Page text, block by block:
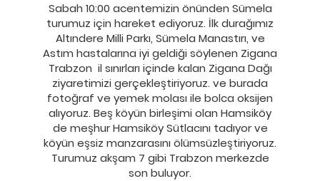
Sabah 10:00 acentemizin önünden Sümela
turumuz için hareket ediyoruz. İlk durağımız
Altındere Milli Parkı, Sümela Manastırı, ve
Astım hastalarına iyi geldiği söylenen Zigana
Trabzon il sınırları içinde kalan Zigana Dağı
ziyaretimizi gerçekleştiriyoruz. ve burada
fotoğraf ve yemek molası ile bolca oksijen
alıyoruz. Beş köyün birleşimi olan Hamsiköy
de meşhur Hamsiköy Sütlacını tadıyor ve
köyün eşsiz manzarasını ölümsüzleştiriyoruz.
Turumuz akşam 7 gibi Trabzon merkezde
son buluyor.